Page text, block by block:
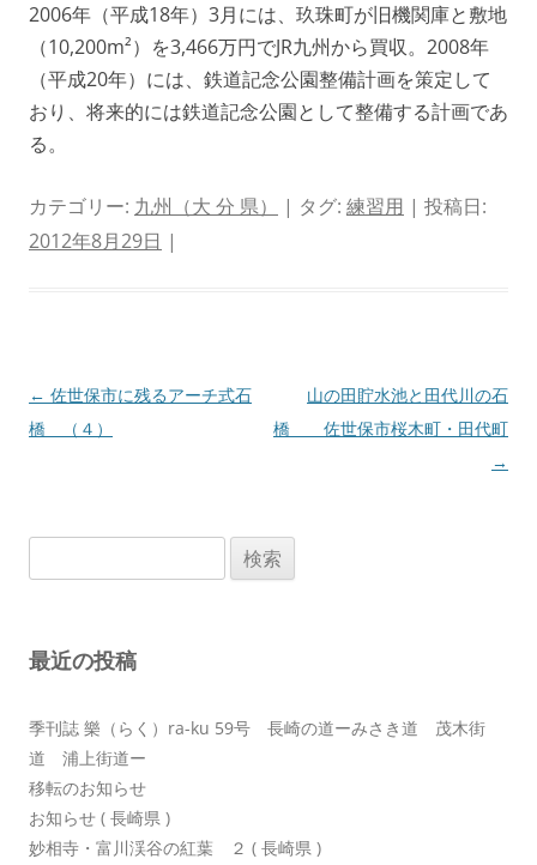
2006年（平成18年）3月には、玖珠町が旧機関庫と敷地
（10,200m²）を3,466万円でJR九州から買収。2008年
（平成20年）には、鉄道記念公園整備計画を策定して
おり、将来的には鉄道記念公園として整備する計画であ
る。
カテゴリー: 九州（大 分 県） | タグ: 練習用 | 投稿日:
2012年8月29日 |
投
稿
ン
← 佐世保市に残るアーチ式石
橋 （４）
山の田貯水池と田代川の石
橋 佐世保市桜木町・田代町
→
索:
最近の投稿
季刊誌 樂（らく）ra-ku 59号 長崎の道ーみさき道 茂木街
道 浦上街道ー
移転のお知らせ
お知らせ ( 長崎県 )
妙相寺・富川渓谷の紅葉 ２ ( 長崎県 )